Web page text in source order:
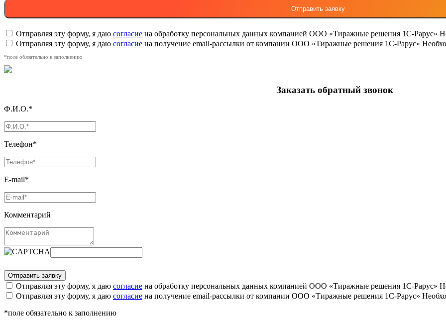
Отправляя эту форму, я даю согласие на обработку персональных данных компанией ООО «Тиражные решения 1С-Рарус»
Отправляя эту форму, я даю согласие на получение email-рассылки от компании ООО «Тиражные решения 1С-Рарус»
*поле обязательно к заполнению
Заказать обратный звонок
Ф.И.О.*
Телефон*
E-mail*
Комментарий
Отправляя эту форму, я даю согласие на обработку персональных данных компанией ООО «Тиражные решения 1С-Рарус»
Отправляя эту форму, я даю согласие на получение email-рассылки от компании ООО «Тиражные решения 1С-Рарус»
*поле обязательно к заполнению